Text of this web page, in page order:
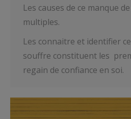
Les causes de ce manque
multiples.
Les connaitre et identifier
souffre constituent les
regain de confiance en soi.